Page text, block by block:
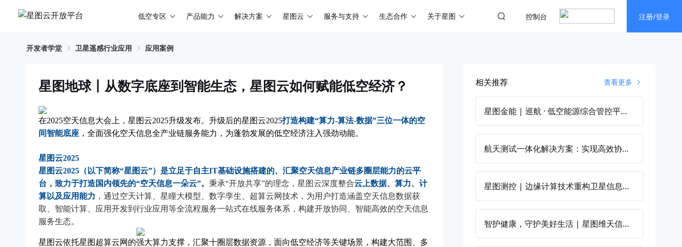
低空专区 产品能力 解决方案 星图云 服务与支持 生态合作 关于星图 控制台 注册/登录
开发者学堂 卫星遥感行业应用 应用案例
星图地球丨从数字底座到智能生态，星图云如何赋能低空经济？
在2025空天信息大会上，星图云2025升级发布。升级后的星图云2025打造构建“算力-算法-数据”三位一体的空
间智能底座 ，全面强化空天信息全产业链服务能力，为蓬勃发展的低空经济注入强劲动能。
星图云2025
星图云2025（以下简称“星图云”）是立足于自主IT基础设施搭建的、汇聚空天信息产业链多圈层能力的云平
台，致力于打造国内领先的“空天信息一朵云”。 秉承“开放共享”的理念，星图云深度整合云上数据、算力、计
算以及应用能力 ，通过空天计算、星瞳大模型、数字孪生、超算云网技术，为用户打造涵盖空天信息数据获
取、智能计算、应用开发到行业应用等全流程服务一站式在线服务体系，构建开放协同、智能高效的空天信息
服务生态。
星图云依托星图超算云网的强大算力支撑，汇聚十圈层数据资源，面向低空经济等关键场景，构建大范围、多
相关推荐 查看更多
星图金能 | 巡航 · 低空能源综合管控平台，守护能源安全“大动脉”
航天测试一体化解决方案：实现高效协同与成本优化
星图测控 | 边缘计算技术重构卫星信息网络
智护健康，守护美好生活 | 星图维天信携手天津市环境气象中心推出区域健康气象服务产品